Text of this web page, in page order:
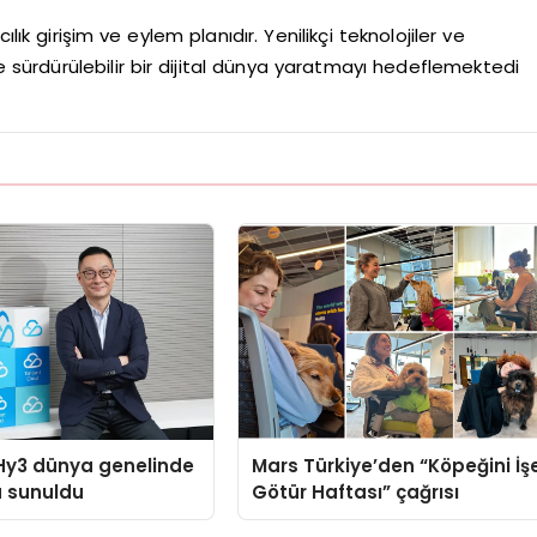
girişim ve eylem planıdır. Yenilikçi teknolojiler ve
sürdürülebilir bir dijital dünya yaratmayı hedeflemektedi
dünya genelinde
sunuldu
Mars Türkiye’den “Köpeğini
Götür Haftası” çağrısı